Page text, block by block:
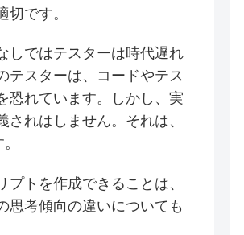
です。
しではテスターは時代遅れ
テスターは、コードやテス
恐れています。しかし、実
れはしません。それは、
トを作成できることは、
思考傾向の違いについても